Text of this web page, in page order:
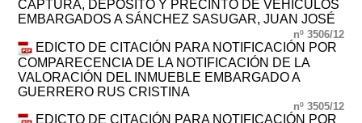
CAPTURA, DEPÓSITO Y PRECINTO DE VEHÍCULOS
EMBARGADOS A SÁNCHEZ SASUGAR, JUAN JOSÉ
nº 3506/12
EDICTO DE CITACIÓN PARA NOTIFICACIÓN POR
COMPARECENCIA DE LA NOTIFICACIÓN DE LA
VALORACIÓN DEL INMUEBLE EMBARGADO A
GUERRERO RUS CRISTINA
nº 3505/12
EDICTO DE CITACIÓN PARA NOTIFICACIÓN POR